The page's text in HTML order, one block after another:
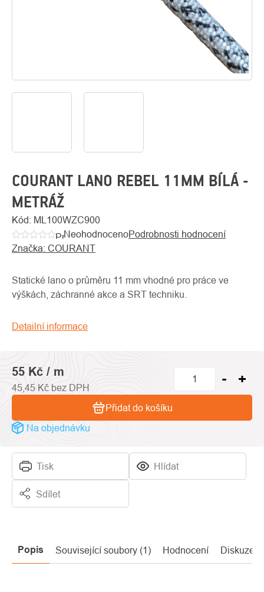
COURANT LANO REBEL 11MM BÍLÁ -
METRÁŽ
Kód: ML100WZC900
Průměrné
hodnocení
je
0,0
5
NeohodnocenoPodrobnosti hodnocení
Značka: COURANT
Statické lano o průměru 11 mm vhodné pro práce ve
výškách, záchranné akce a SRT techniku.
Detailní informace
Tisk Hlídat
Sdílet
55 Kč / m
45,45 Kč bez DPH
Na objednávku
Přidat do košíku
Popis Související soubory (1) Hodnocení Diskuze